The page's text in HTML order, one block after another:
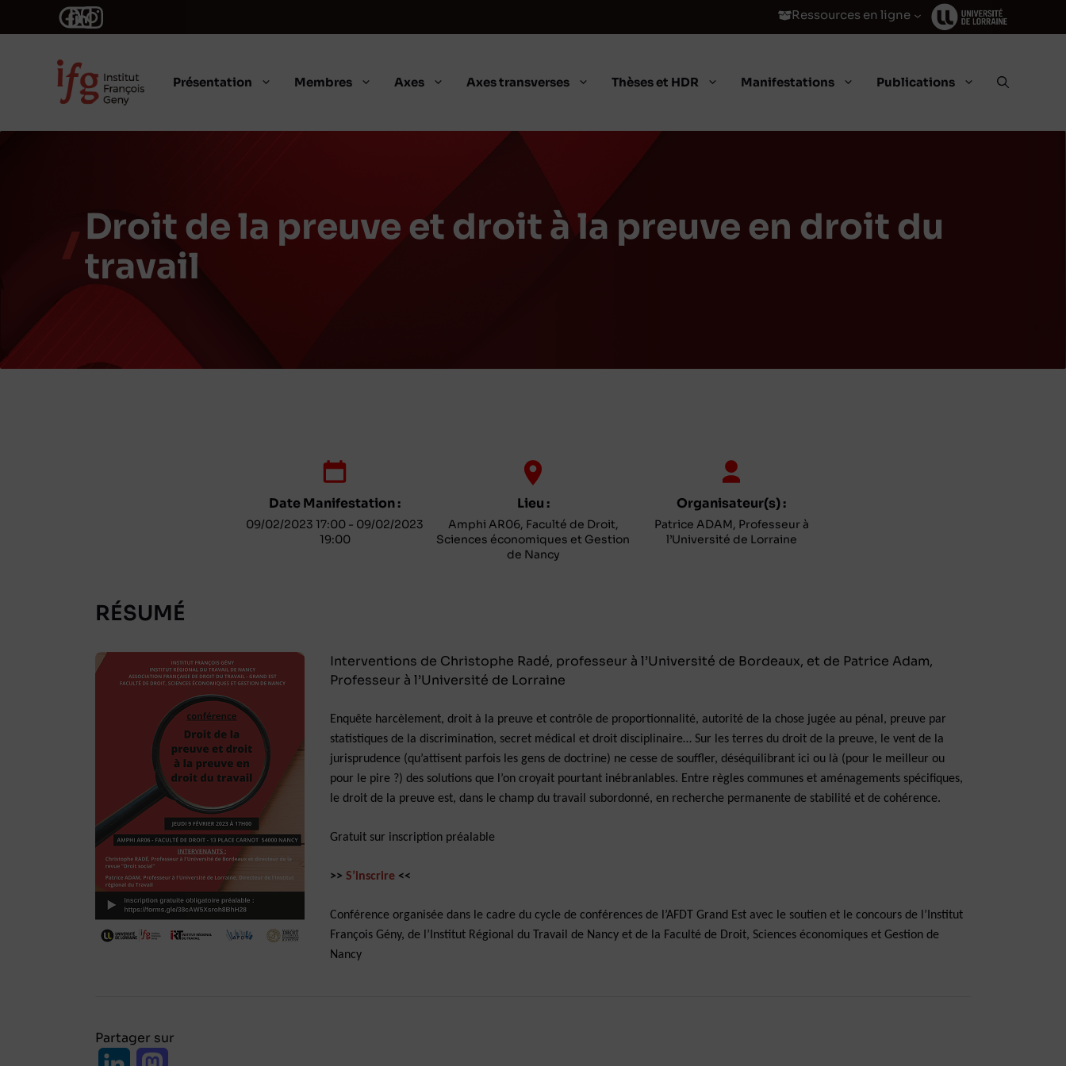
Ressources en ligne
Présentation Membres Axes Axes transverses Thèses et HDR Manifestations Publications
Droit de la preuve et droit à la preuve en droit du
travail
Date Manifestation :
09/02/2023 17:00 - 09/02/2023
19:00
Lieu :
Amphi AR06, Faculté de Droit,
Sciences économiques et Gestion
de Nancy
Organisateur(s) :
Patrice ADAM, Professeur à
l’Université de Lorraine
RÉSUMÉ
Interventions de Christophe Radé, professeur à l’Université de Bordeaux, et de Patrice Adam,
Professeur à l’Université de Lorraine
Enquête harcèlement, droit à la preuve et contrôle de proportionnalité, autorité de la chose jugée au pénal, preuve par
statistiques de la discrimination, secret médical et droit disciplinaire… Sur les terres du droit de la preuve, le vent de la
jurisprudence (qu’attisent parfois les gens de doctrine) ne cesse de souffler, déséquilibrant ici ou là (pour le meilleur ou
pour le pire ?) des solutions que l’on croyait pourtant inébranlables. Entre règles communes et aménagements spécifiques,
le droit de la preuve est, dans le champ du travail subordonné, en recherche permanente de stabilité et de cohérence.
Gratuit sur inscription préalable
>> S’inscrire <<
Conférence organisée dans le cadre du cycle de conférences de l’AFDT Grand Est avec le soutien et le concours de l’Institut
François Gény, de l’Institut Régional du Travail de Nancy et de la Faculté de Droit, Sciences économiques et Gestion de
Nancy
Partager sur